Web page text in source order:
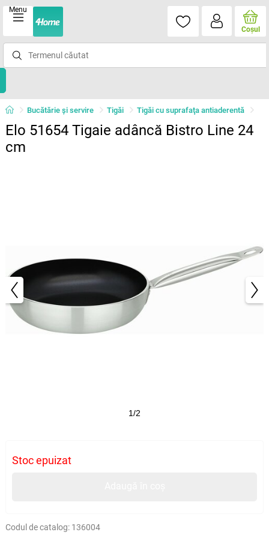
Menu
Coşul
Bucătărie și servire Tigăi Tigăi cu suprafaţa antiaderentă
Elo 51654 Tigaie adâncă Bistro Line 24
cm
1/2
Stoc epuizat
Codul de catalog: 136004